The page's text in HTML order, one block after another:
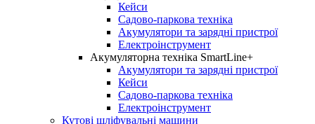
Кейси
Садово-паркова техніка
Акумулятори та зарядні пристрої
Електроінструмент
Акумуляторна техніка SmartLine+
Акумулятори та зарядні пристрої
Кейси
Садово-паркова техніка
Електроінструмент
Кутові шліфувальні машини